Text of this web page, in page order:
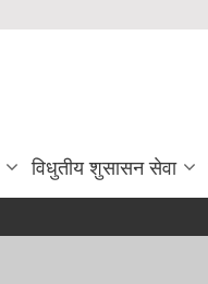
विधुतीय शुसासन सेवा